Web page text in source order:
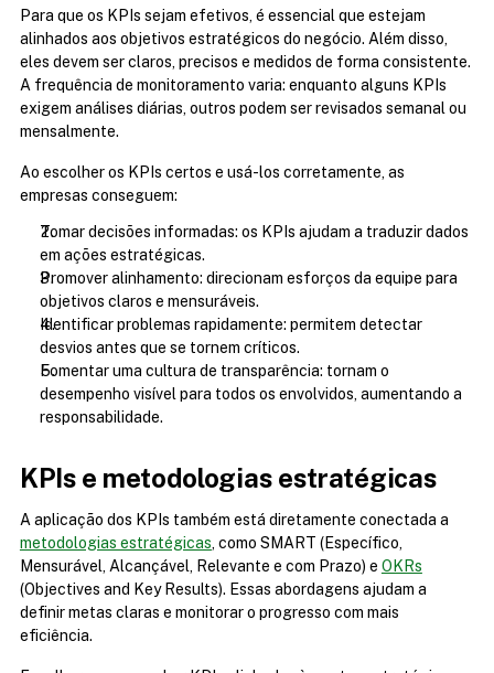
Para que os KPIs sejam efetivos, é essencial que estejam
alinhados aos objetivos estratégicos do negócio. Além disso,
eles devem ser claros, precisos e medidos de forma consistente.
A frequência de monitoramento varia: enquanto alguns KPIs
exigem análises diárias, outros podem ser revisados semanal ou
mensalmente.
Ao escolher os KPIs certos e usá-los corretamente, as
empresas conseguem:
Tomar decisões informadas: os KPIs ajudam a traduzir dados
em ações estratégicas.
Promover alinhamento: direcionam esforços da equipe para
objetivos claros e mensuráveis.
Identificar problemas rapidamente: permitem detectar
desvios antes que se tornem críticos.
Fomentar uma cultura de transparência: tornam o
desempenho visível para todos os envolvidos, aumentando a
responsabilidade.
KPIs e metodologias estratégicas
metodologias estratégicas, como SMART (Específico,
Mensurável, Alcançável, Relevante e com Prazo) e OKRs
(Objectives and Key Results). Essas abordagens ajudam a
definir metas claras e monitorar o progresso com mais
eficiência.